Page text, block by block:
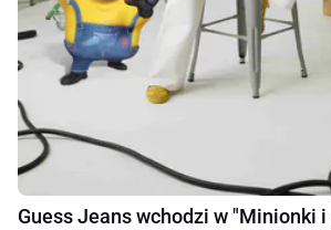
Guess Jeans wchodzi w "Minionki i